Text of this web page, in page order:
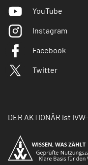
YouTube
Instagram
Facebook
Twitter
DER AKTIONÄR ist